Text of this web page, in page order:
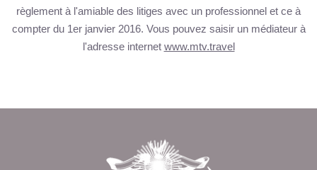
règlement à l'amiable des litiges avec un professionnel et ce à
compter du 1er janvier 2016. Vous pouvez saisir un médiateur à
l'adresse internet www.mtv.travel
Revenir en
CARTES CADEAUX
ACCÈS